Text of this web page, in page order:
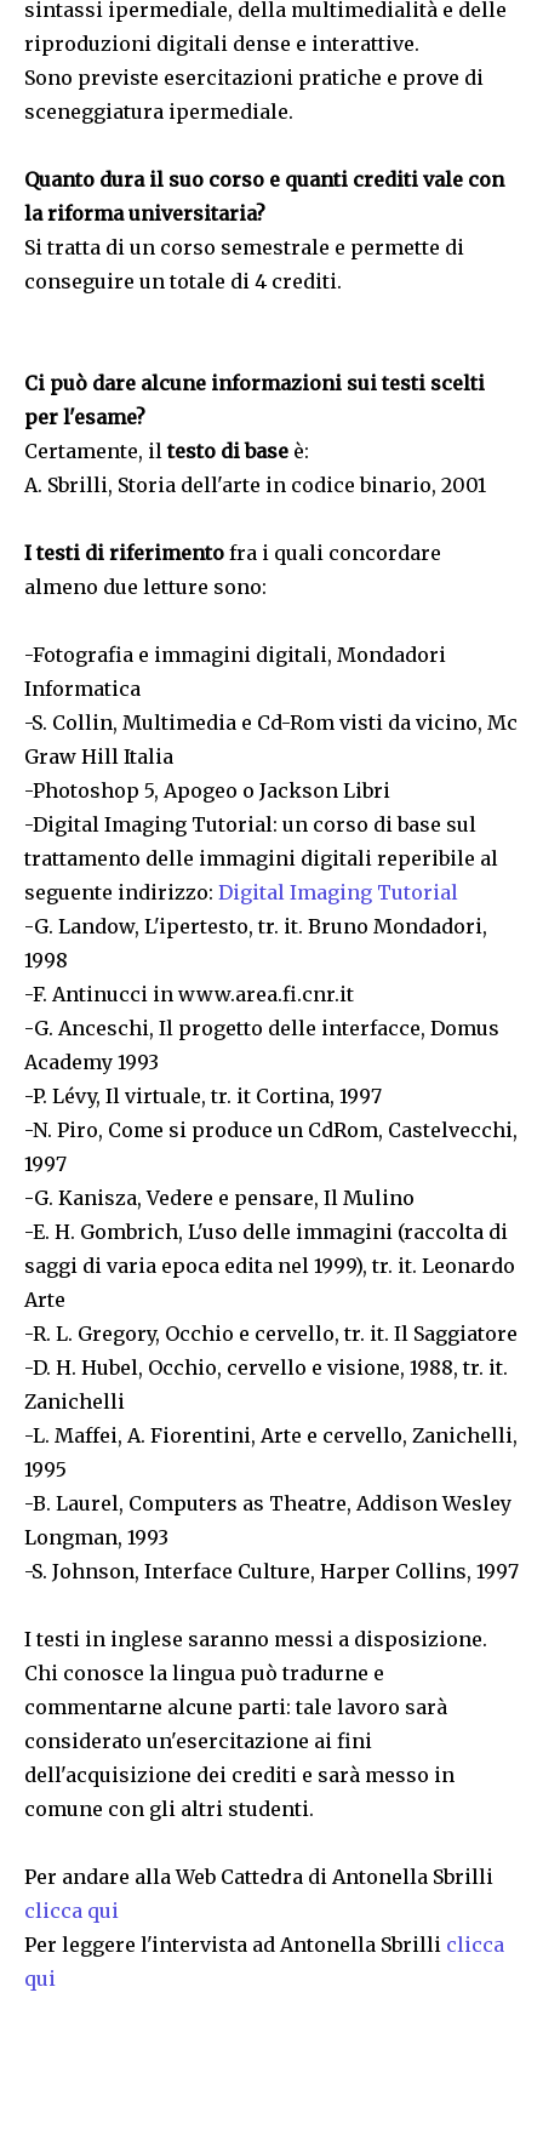
sintassi ipermediale, della multimedialità e delle
riproduzioni digitali dense e interattive.
Sono previste esercitazioni pratiche e prove di
sceneggiatura ipermediale.
Quanto dura il suo corso e quanti crediti vale con
la riforma universitaria?
Si tratta di un corso semestrale e permette di
conseguire un totale di 4 crediti.
Ci può dare alcune informazioni sui testi scelti
per l'esame?
Certamente, iltesto di base è:
A. Sbrilli, Storia dell'arte in codice binario, 2001
I testi di riferimento fra i quali concordare
almeno due letture sono:
-Fotografia e immagini digitali, Mondadori
Informatica
-S. Collin, Multimedia e Cd-Rom visti da vicino, Mc
Graw Hill Italia
-Photoshop 5, Apogeo o Jackson Libri
-Digital Imaging Tutorial: un corso di base sul
trattamento delle immagini digitali reperibile al
seguente indirizzo: Digital Imaging Tutorial
-G. Landow, L'ipertesto, tr. it. Bruno Mondadori,
1998
-F. Antinucci in www.area.fi.cnr.it
-G. Anceschi, Il progetto delle interfacce, Domus
Academy 1993
-P. Lévy, Il virtuale, tr. it Cortina, 1997
-N. Piro, Come si produce un CdRom, Castelvecchi,
1997
-G. Kanisza, Vedere e pensare, Il Mulino
-E. H. Gombrich, L'uso delle immagini (raccolta di
saggi di varia epoca edita nel 1999), tr. it. Leonardo
Arte
-R. L. Gregory, Occhio e cervello, tr. it. Il Saggiatore
-D. H. Hubel, Occhio, cervello e visione, 1988, tr. it.
Zanichelli
-L. Maffei, A. Fiorentini, Arte e cervello, Zanichelli,
1995
-B. Laurel, Computers as Theatre, Addison Wesley
Longman, 1993
-S. Johnson, Interface Culture, Harper Collins, 1997
I testi in inglese saranno messi a disposizione.
Chi conosce la lingua può tradurne e
commentarne alcune parti: tale lavoro sarà
considerato un'esercitazione ai fini
dell'acquisizione dei crediti e sarà messo in
comune con gli altri studenti.
Per andare alla Web Cattedra di Antonella Sbrilli
clicca qui
Per leggere l'intervista ad Antonella Sbrilli clicca
qui